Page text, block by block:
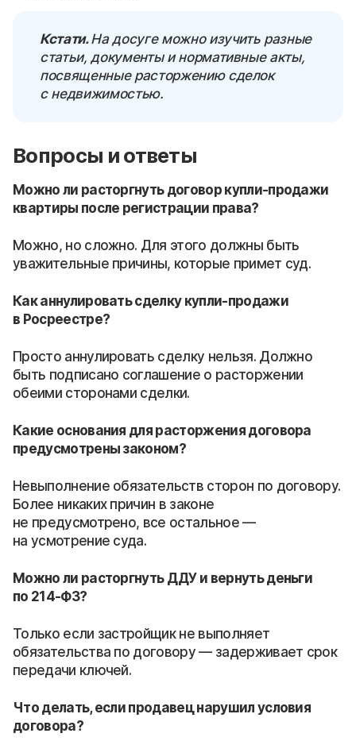
Кстати.На досуге можно изучить разные
статьи, документы и нормативные акты,
посвященные расторжению сделок
с недвижимостью.
Вопросы и ответы
Можно ли расторгнуть договор купли-продажи
квартиры после регистрации права?
Можно, но сложно. Для этого должны быть
уважительные причины, которые примет суд.
Как аннулировать сделку купли-продажи
в Росреестре?
Просто аннулировать сделку нельзя. Должно
быть подписано соглашение о расторжении
обеими сторонами сделки.
Какие основания для расторжения договора
предусмотрены законом?
Невыполнение обязательств сторон по договору.
Более никаких причин в законе
не предусмотрено, все остальное —
на усмотрение суда.
Можно ли расторгнуть ДДУ и вернуть деньги
по 214-ФЗ?
Только если застройщик не выполняет
обязательства по договору — задерживает срок
передачи ключей.
Что делать, если продавец нарушил условия
договора?